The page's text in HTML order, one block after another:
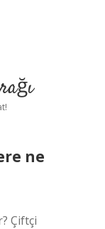
ne
Çiftçi